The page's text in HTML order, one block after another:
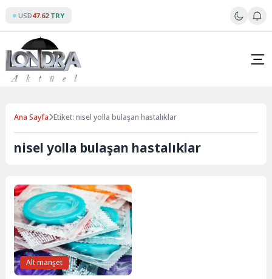
content
USD47.62 TRY
Ana Sayfa Etiket: nisel yolla bulaşan hastalıklar
nisel yolla bulaşan hastalıklar
Alt manşet